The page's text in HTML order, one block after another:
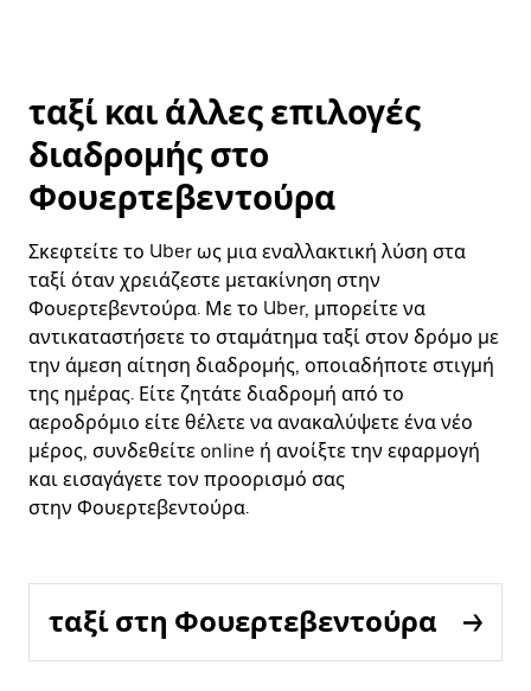
ταξί και άλλες επιλογές
διαδρομής στο
Φουερτεβεντούρα
Σκεφτείτε το Uber ως μια εναλλακτική λύση στα
ταξί όταν χρειάζεστε μετακίνηση στην
Φουερτεβεντούρα. Με το Uber, μπορείτε να
αντικαταστήσετε το σταμάτημα ταξί στον δρόμο με
την άμεση αίτηση διαδρομής, οποιαδήποτε στιγμή
της ημέρας. Είτε ζητάτε διαδρομή από το
αεροδρόμιο είτε θέλετε να ανακαλύψετε ένα νέο
μέρος, συνδεθείτε online ή ανοίξτε την εφαρμογή
και εισαγάγετε τον προορισμό σας
στην Φουερτεβεντούρα.
ταξί στη Φουερτεβεντούρα